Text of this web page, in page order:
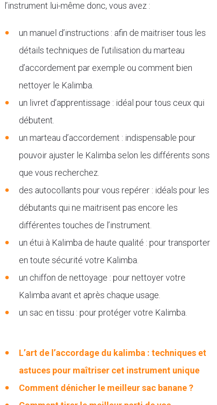
l’instrument lui-même donc, vous avez :
un manuel d’instructions : afin de maitriser tous les
détails techniques de l’utilisation du marteau
d’accordement par exemple ou comment bien
nettoyer le Kalimba.
un livret d’apprentissage : idéal pour tous ceux qui
débutent.
un marteau d’accordement : indispensable pour
pouvoir ajuster le Kalimba selon les différents sons
que vous recherchez.
des autocollants pour vous repérer : idéals pour les
débutants qui ne maitrisent pas encore les
différentes touches de l’instrument.
un étui à Kalimba de haute qualité : pour transporter
en toute sécurité votre Kalimba.
un chiffon de nettoyage : pour nettoyer votre
Kalimba avant et après chaque usage.
un sac en tissu : pour protéger votre Kalimba.
L’art de l’accordage du kalimba : techniques et
astuces pour maîtriser cet instrument unique
Comment dénicher le meilleur sac banane ?